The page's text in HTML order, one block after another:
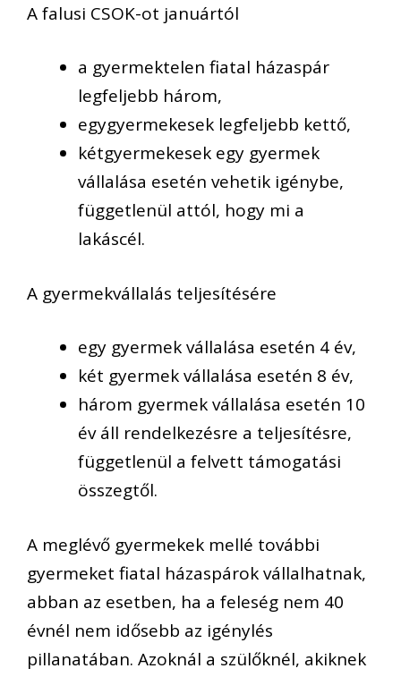
A falusi CSOK-ot januártól
a gyermektelen fiatal házaspár
legfeljebb három,
egygyermekesek legfeljebb kettő,
kétgyermekesek egy gyermek
vállalása esetén vehetik igénybe,
függetlenül attól, hogy mi a
lakáscél.
A gyermekvállalás teljesítésére
egy gyermek vállalása esetén 4 év,
két gyermek vállalása esetén 8 év,
három gyermek vállalása esetén 10
év áll rendelkezésre a teljesítésre,
függetlenül a felvett támogatási
összegtől.
A meglévő gyermekek mellé további
gyermeket fiatal házaspárok vállalhatnak,
abban az esetben, ha a feleség nem 40
évnél nem idősebb az igénylés
pillanatában. Azoknál a szülőknél, akiknek